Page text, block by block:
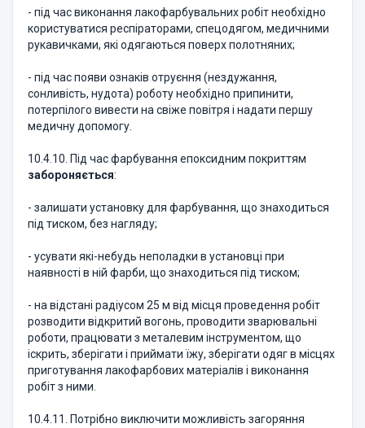
- під час виконання лакофарбувальних робіт необхідно
користуватися респіраторами, спецодягом, медичними
рукавичками, які одягаються поверх полотняних;
- під час появи ознаків отруєння (нездужання,
сонливість, нудота) роботу необхідно припинити,
потерпілого вивести на свіже повітря і надати першу
медичну допомогу.
10.4.10. Під час фарбування епоксидним покриттям
забороняється:
- залишати установку для фарбування, що знаходиться
під тиском, без нагляду;
- усувати які-небудь неполадки в установці при
наявності в ній фарби, що знаходиться під тиском;
- на відстані радіусом 25 м від місця проведення робіт
розводити відкритий вогонь, проводити зварювальні
роботи, працювати з металевим інструментом, що
іскрить, зберігати і приймати їжу, зберігати одяг в місцях
приготування лакофарбових матеріалів і виконання
робіт з ними.
10.4.11. Потрібно виключити можливість загоряння